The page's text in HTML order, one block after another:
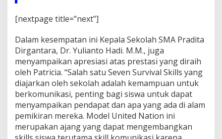
[nextpage title=”next”]
Dalam kesempatan ini Kepala Sekolah SMA Pradita
Dirgantara, Dr. Yulianto Hadi. M.M., juga
menyampaikan apresiasi atas prestasi yang diraih
oleh Patricia. “Salah satu Seven Survival Skills yang
diajarkan oleh sekolah adalah kemampuan untuk
berkomunikasi, penting bagi siswa untuk dapat
menyampaikan pendapat dan apa yang ada di alam
pemikiran mereka. Model United Nation ini
merupakan ajang yang dapat mengembangkan